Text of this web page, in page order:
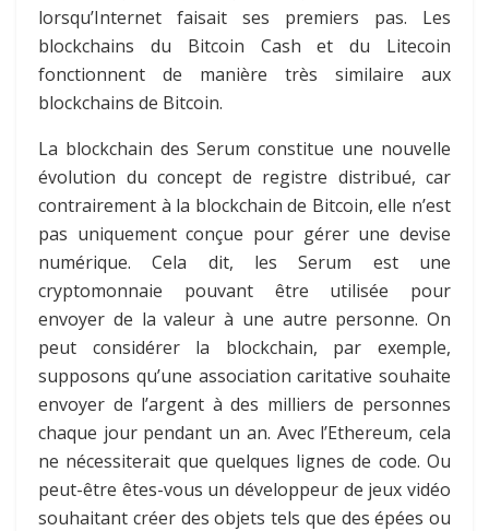
lorsqu’Internet faisait ses premiers pas. Les
blockchains du Bitcoin Cash et du Litecoin
fonctionnent de manière très similaire aux
blockchains de Bitcoin.
La blockchain des Serum constitue une nouvelle
évolution du concept de registre distribué, car
contrairement à la blockchain de Bitcoin, elle n’est
pas uniquement conçue pour gérer une devise
numérique. Cela dit, les Serum est une
cryptomonnaie pouvant être utilisée pour
envoyer de la valeur à une autre personne. On
peut considérer la blockchain, par exemple,
supposons qu’une association caritative souhaite
envoyer de l’argent à des milliers de personnes
chaque jour pendant un an. Avec l’Ethereum, cela
ne nécessiterait que quelques lignes de code. Ou
peut-être êtes-vous un développeur de jeux vidéo
souhaitant créer des objets tels que des épées ou